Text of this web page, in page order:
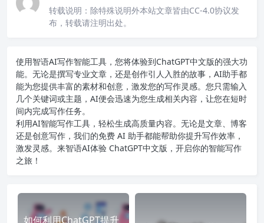
转载说明： 除特殊说明外本站文章皆由CC-4.0协议发
布，转载请注明出处。
使用智语AI写作智能工具，您将体验到ChatGPT中文版的强大功
能。无论是撰写专业文章，还是创作引人入胜的故事，AI助手都
能为您提供丰富的素材和创意，激发您的写作灵感。您只需输入
几个关键词或主题，AI便会迅速为您生成相关内容，让您在短时
间内完成写作任务。
利用AI智能写作工具，轻松生成高质量内容。无论是文章、博客
还是创意写作，我们的免费 AI 助手都能帮助你提升写作效率，
激发灵感。来智语AI体验 ChatGPT中文版 ，开启你的智能写作
之旅！
如何利用ChatGPT提升